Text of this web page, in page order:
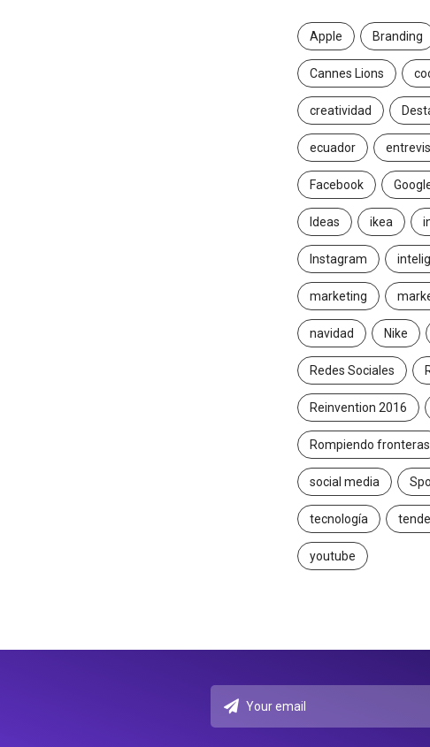
Apple Branding
Cannes Lions
creatividad
ecuador
Facebook
Ideas ikea
Instagram
marketing
navidad Nike
Redes Sociales
Reinvention 2016
Rompiendo fronteras
social media
tecnología
youtube